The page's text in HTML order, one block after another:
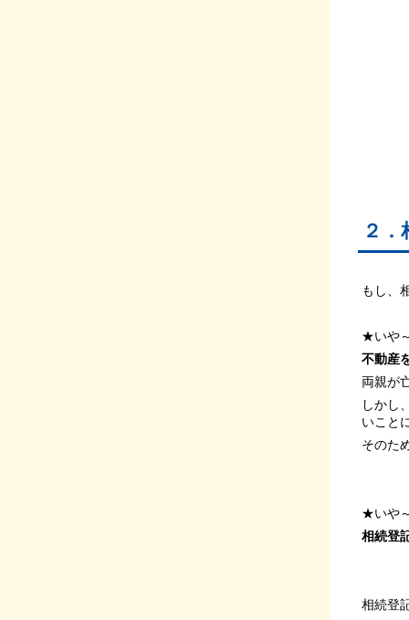
２
もし、
★いや
不動産
両親が
しかし
いこと
そのた
★いや
相続登
相続登